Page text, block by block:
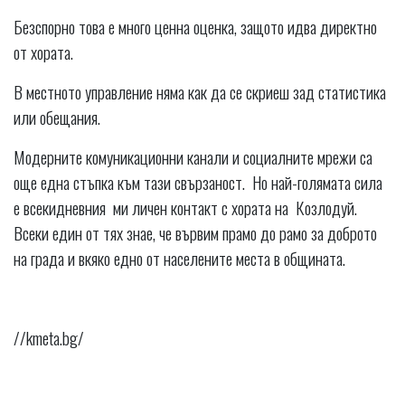
Безспорно това е много ценна оценка, защото идва директно
от хората.
В местното управление няма как да се скриеш зад статистика
или обещания.
Модерните комуникационни канали и социалните мрежи са
още една стъпка към тази свързаност. Но най-голямата сила
е всекидневния ми личен контакт с хората на Козлодуй.
Всеки един от тях знае, че вървим прамо до рамо за доброто
на града и вкяко едно от населените места в общината.
//kmeta.bg/